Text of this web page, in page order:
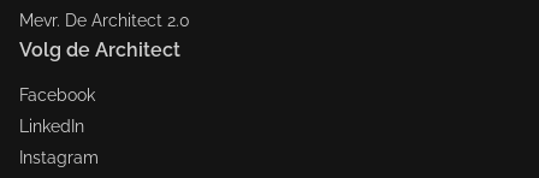
Mevr. De Architect 2.0
Volg de Architect
Facebook
LinkedIn
Instagram